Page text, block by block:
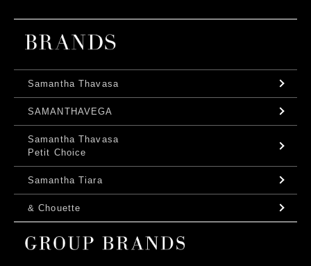
Samantha Thavasa
SAMANTHAVEGA
Samantha Thavasa
Petit Choice
Samantha Tiara
& Chouette